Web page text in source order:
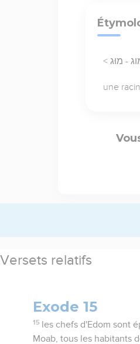
מוג - מוּג
une
Versets relatifs
Exode 15
15
les chefs d'Edom sont
Moab, tous les habitants